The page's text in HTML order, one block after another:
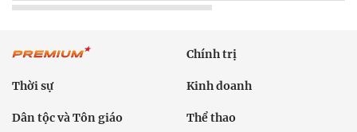
Chính trị
Thời sự Kinh doanh
Dân tộc và Tôn giáo Thể thao